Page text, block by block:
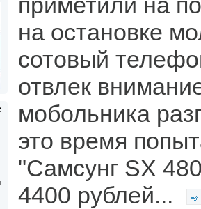
на остановке
сотовый
отвлек
мобольника
это время
"Самсунг SX
4400 рублей...